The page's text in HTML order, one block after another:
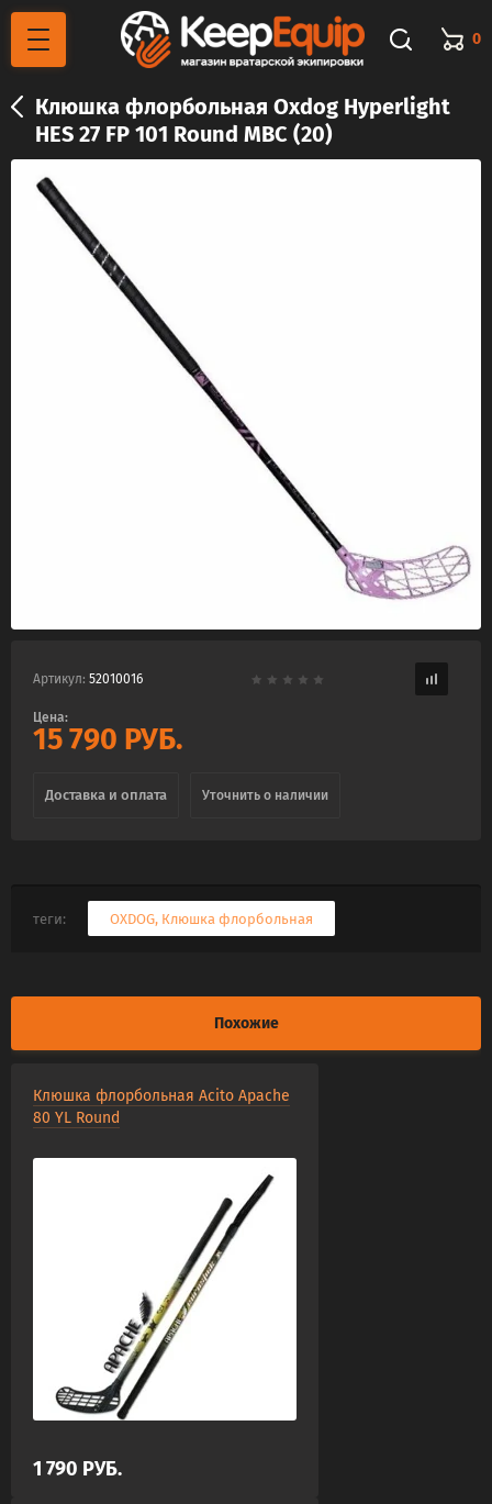
0
Клюшка флорбольная Oxdog Hyperlight
HES 27 FP 101 Round MBC (20)
Артикул: 52010016
Цена:
15 790 РУБ.
Уточнить о наличии
Доставка и оплата
теги: OXDOG, Клюшка флорбольная
Похожие
Клюшка флорбольная Acito Apache
80 YL Round
1 790 РУБ.